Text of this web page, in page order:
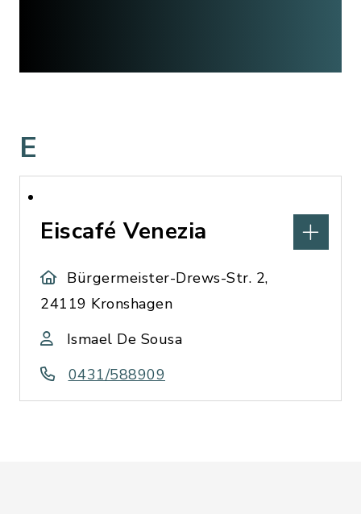
E
Eiscafé Venezia
Bürgermeister-Drews-Str. 2,
24119 Kronshagen
Ismael De Sousa
0431/588909